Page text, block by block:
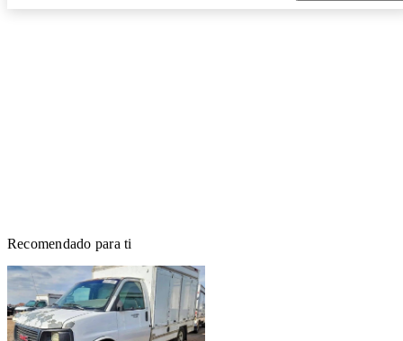
Recomendado para ti